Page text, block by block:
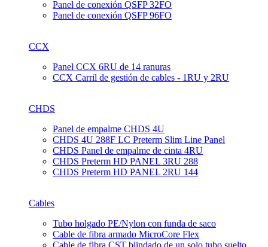
Panel de conexión QSFP 32FO
Panel de conexión QSFP 96FO
CCX
Panel CCX 6RU de 14 ranuras
CCX Carril de gestión de cables - 1RU y 2RU
CHDS
Panel de empalme CHDS 4U
CHDS 4U 288F LC Preterm Slim Line Panel
CHDS Panel de empalme de cinta 4RU
CHDS Preterm HD PANEL 3RU 288
CHDS Preterm HD PANEL 2RU 144
Cables
Tubo holgado PE/Nylon con funda de saco
Cable de fibra armado MicroCore Flex
Cable de fibra CST blindado de un solo tubo suelto